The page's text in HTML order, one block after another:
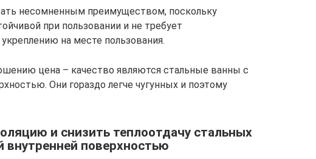
несомненным преимуществом, поскольку
при пользовании и не требует
на месте пользования.
цена – качество являются стальные ванны с
Они гораздо легче чугунных и поэтому
и снизить теплоотдачу стальных
внутренней поверхностью